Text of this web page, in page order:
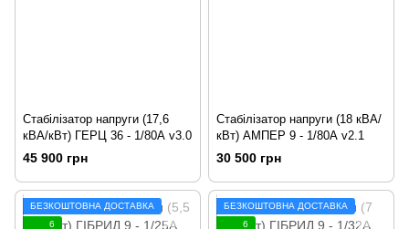
Стабілізатор напруги (17,6
кВА/кВт) ГЕРЦ 36 - 1/80А v3.0
45 900 грн
Стабілізатор напруги (18 кВА/
кВт) АМПЕР 9 - 1/80А v2.1
30 500 грн
БЕЗКОШТОВНА ДОСТАВКА
6
БЕЗКОШТОВНА ДОСТАВКА
6